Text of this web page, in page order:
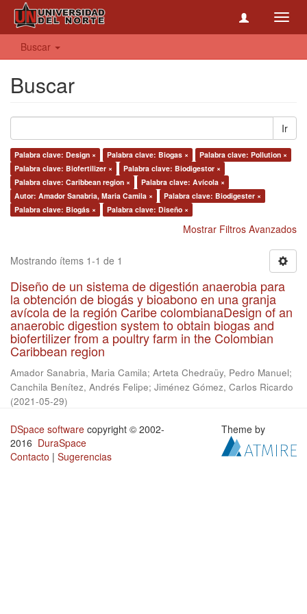
Buscar
Buscar
Ir
Palabra clave: Design × Palabra clave: Biogas ×
Palabra clave: Pollution ×
Palabra clave: Biofertilizer ×
Palabra clave: Biodigestor ×
Palabra clave: Caribbean region ×
Palabra clave: Avícola ×
Autor: Amador Sanabria, Maria Camila ×
Palabra clave: Biodigester ×
Palabra clave: Biogás ×
Palabra clave: Diseño ×
Mostrar Filtros Avanzados
Mostrando ítems 1-1 de 1
Diseño de un sistema de digestión anaerobia para
la obtención de biogás y bioabono en una granja
avícola de la región Caribe colombianaDesign of an
anaerobic digestion system to obtain biogas and
biofertilizer from a poultry farm in the Colombian
Caribbean region
Amador Sanabria, Maria Camila; Arteta Chedraüy, Pedro Manuel;
Canchila Benítez, Andrés Felipe; Jiménez Gómez, Carlos Ricardo
(2021-05-29)
DSpace software copyright © 2002-
2016 DuraSpace
Contacto | Sugerencias
Theme by